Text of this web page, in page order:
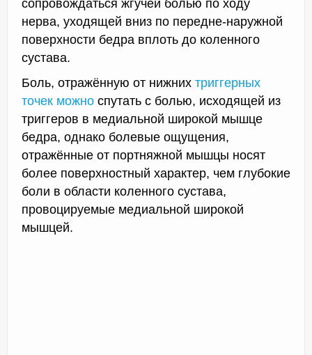
сопровождаться жгучей болью по ходу
нерва, уходящей вниз по передне-наружной
поверхности бедра вплоть до коленного
сустава.
Боль, отражённую от нижних триггерных
точек можно спутать с болью, исходящей из
триггеров в медиальной широкой мышце
бедра, однако болевые ощущения,
отражённые от портняжной мышцы носят
более поверхностный характер, чем глубокие
боли в области коленного сустава,
провоцируемые медиальной широкой
мышцей.